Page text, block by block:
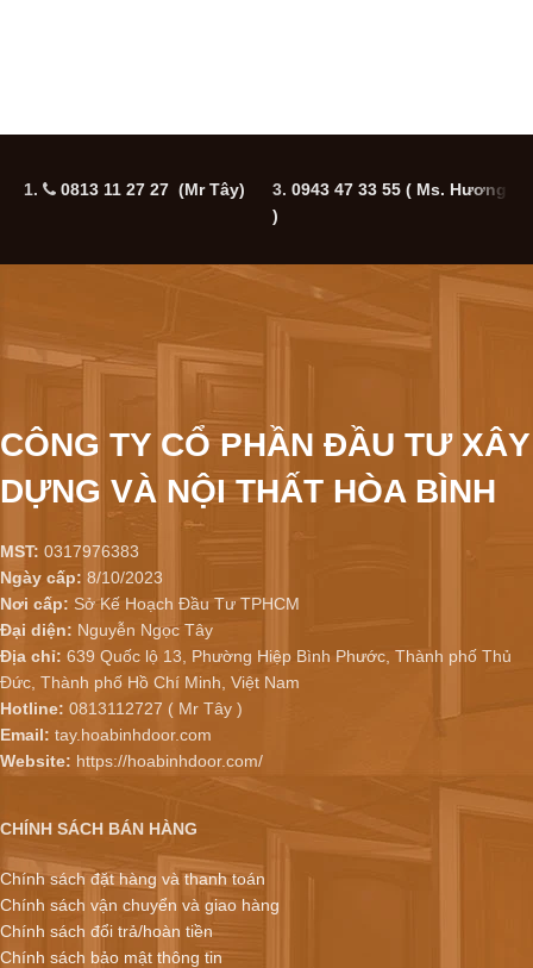
1. 0813 11 27 27 (Mr Tây) 3. 0943 47 33 55 ( Ms. Hương
)
CÔNG TY CỔ PHẦN ĐẦU TƯ XÂY
DỰNG VÀ NỘI THẤT HÒA BÌNH
MST: 0317976383
Ngày cấp: 8/10/2023
Nơi cấp: Sở Kế Hoạch Đầu Tư TPHCM
Đại diện: Nguyễn Ngọc Tây
Địa chỉ: 639 Quốc lộ 13, Phường Hiệp Bình Phước, Thành phố Thủ
Đức, Thành phố Hồ Chí Minh, Việt Nam
Hotline: 0813112727 ( Mr Tây )
Email: tay.hoabinhdoor.com
Website: https://hoabinhdoor.com/
CHÍNH SÁCH BÁN HÀNG
Chính sách đặt hàng và thanh toán
Chính sách vận chuyển và giao hàng
Chính sách đổi trả/hoàn tiền
Chính sách bảo mật thông tin